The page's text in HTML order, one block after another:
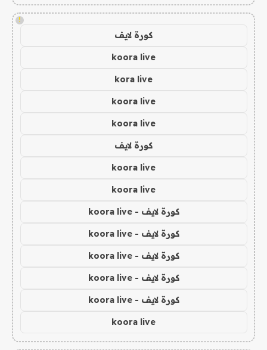
!
كورة لايف
koora live
kora live
koora live
koora live
كورة لايف
koora live
koora live
كورة لايف - koora live
كورة لايف - koora live
كورة لايف - koora live
كورة لايف - koora live
كورة لايف - koora live
koora live